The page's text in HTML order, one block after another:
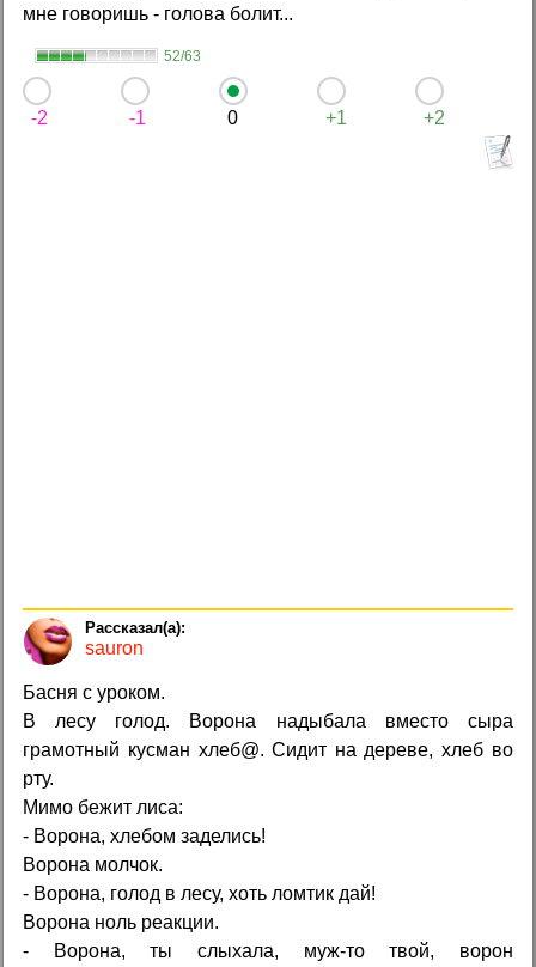
мне говоришь - голова болит...
52/63
-2 -1 0 +1 +2
sauron
Басня с уроком.
В лесу голод. Ворона надыбала вместо сыра
грамотный кусман хлеб@. Сидит на дереве, хлеб во
рту.
Мимо бежит лиса:
- Ворона, хлебом заделись!
Ворона молчок.
- Ворона, голод в лесу, хоть ломтик дай!
Ворона ноль реакции.
- Ворона, ты слыхала, муж-то твой, ворон